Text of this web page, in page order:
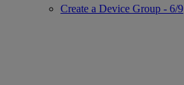
Create a Device Group - 6/9